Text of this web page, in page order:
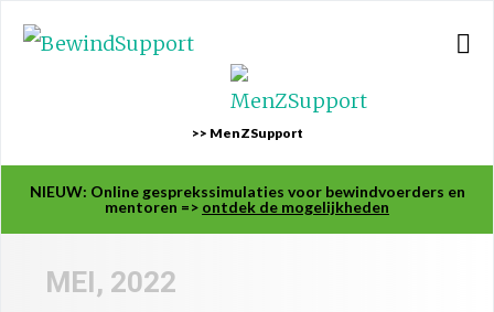
>> MenZSupport
NIEUW: Online gesprekssimulaties voor bewindvoerders en
mentoren => ontdek de mogelijkheden
MEI, 2022